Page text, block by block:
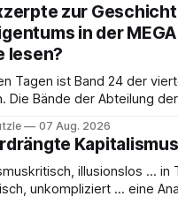
zur
in der
lesen?
Tagen ist Band 24 der
Die Bände der Abteilung
umfassen, werden seit
ebenso die Briefe
denn die
07 Aug. 2026
illusionslos … in
unkompliziert … eine